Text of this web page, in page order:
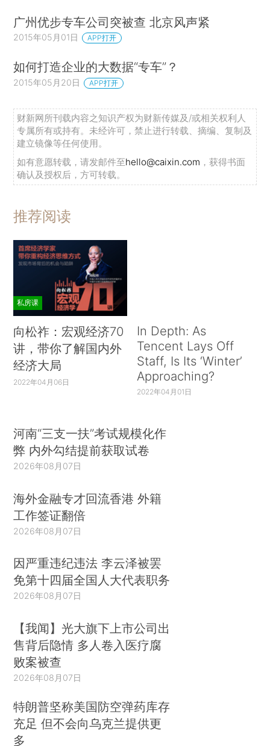
广州优步专车公司突被查 北京风声紧
2015年05月01日 APP打开
如何打造企业的大数据“专车”？
2015年05月20日 APP打开
财新网所刊载内容之知识产权为财新传媒及/或相关权利人
专属所有或持有。未经许可，禁止进行转载、摘编、复制及
建立镜像等任何使用。
如有意愿转载，请发邮件至hello@caixin.com ，获得书面
确认及授权后，方可转载。
推荐阅读
私房课
向松祚：宏观经济70
讲，带你了解国内外
经济大局
2022年04月06日
In Depth: As
Tencent Lays Off
Staff, Is Its ‘Winter’
Approaching?
2022年04月01日
河南“三支一扶”考试规模化作
弊 内外勾结提前获取试卷
2026年08月07日
海外金融专才回流香港 外籍
工作签证翻倍
2026年08月07日
因严重违纪违法 李云泽被罢
免第十四届全国人大代表职务
2026年08月07日
【我闻】光大旗下上市公司出
售背后隐情 多人卷入医疗腐
败案被查
2026年08月07日
特朗普坚称美国防空弹药库存
充足 但不会向乌克兰提供更
多